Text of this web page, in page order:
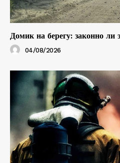
Домик на берегу: законно ли
04/08/2026